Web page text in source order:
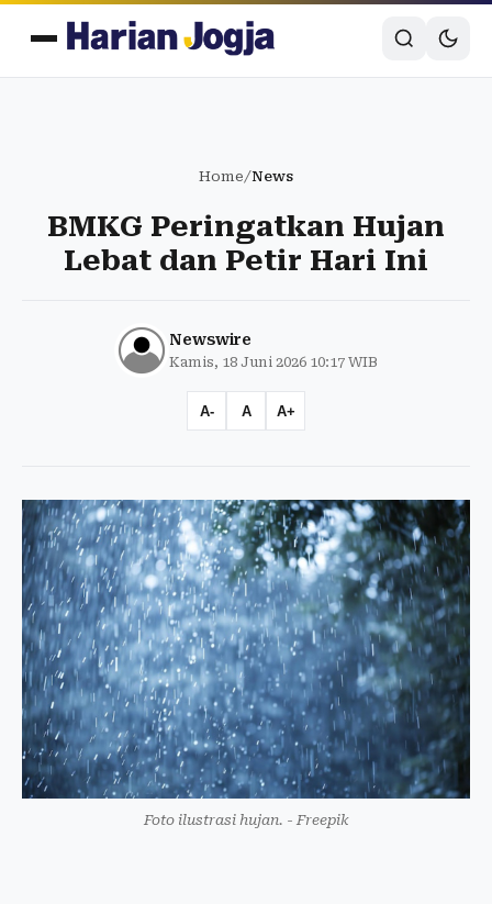
Home/News
BMKG Peringatkan Hujan
Lebat dan Petir Hari Ini
Newswire
Kamis, 18 Juni 2026 10:17 WIB
A- A A+
Foto ilustrasi hujan. - Freepik